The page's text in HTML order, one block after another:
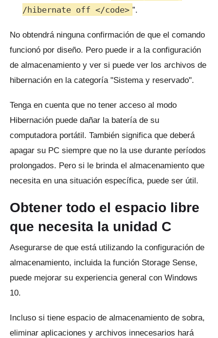
/hibernate off </code> ”.
No obtendrá ninguna confirmación de que el comando
funcionó por diseño. Pero puede ir a la configuración
de almacenamiento y ver si puede ver los archivos de
hibernación en la categoría "Sistema y reservado".
Tenga en cuenta que no tener acceso al modo
Hibernación puede dañar la batería de su
computadora portátil. También significa que deberá
apagar su PC siempre que no la use durante períodos
prolongados. Pero si le brinda el almacenamiento que
necesita en una situación específica, puede ser útil.
Obtener todo el espacio libre
que necesita la unidad C
Asegurarse de que está utilizando la configuración de
almacenamiento, incluida la función Storage Sense,
puede mejorar su experiencia general con Windows
10.
Incluso si tiene espacio de almacenamiento de sobra,
eliminar aplicaciones y archivos innecesarios hará